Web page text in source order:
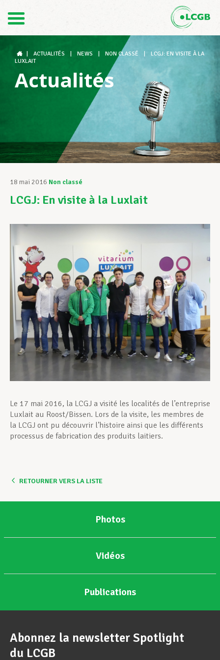
DE
Le LCGB
Structures syndicales
Assistance au Travail
Vos droits
Assistance en vie privée
Développement professionnel
Devenir Membre
Actualités
ACTUALITÉS NEWS NON CLASSÉ
LCGJ: EN VISITE À LA
LUXLAIT
Actualités
18 mai 2016 Non classé
LCGJ: En visite à la Luxlait
Le 17 mai 2016, la LCGJ a visité les localités de l’entreprise
Luxlait au Roost/Bissen. Lors de la visite, les membres de
la LCGJ ont pu découvrir l’histoire ainsi que les différents
processus de fabrication des produits laitiers.
RETOURNER VERS LA LISTE
Photos
Vidéos
Publications
Abonnez la newsletter Spotlight
du LCGB